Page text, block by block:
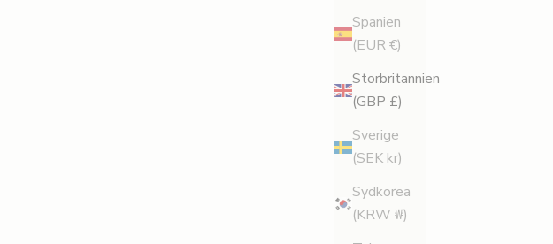
Spanien
(EUR €)
Storbritannien
(GBP £)
Sverige
(SEK kr)
Sydkorea
(KRW ₩)